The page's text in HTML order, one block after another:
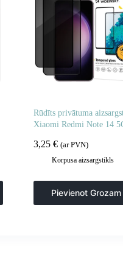
Rūdīts privātuma
Xiaomi Redmi Note 14
aizsardzībai – 2 gab.
3,25 € (ar PVN)
Korpusa aizsargstikls
Pievienot Grozam